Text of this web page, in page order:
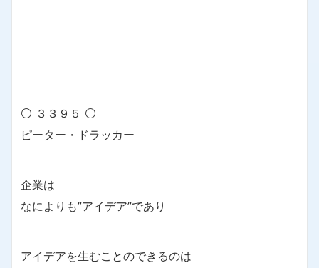
⚪ ３３９５ ⚪
ピーター・ドラッカー
企業は
なによりも”アイデア”であり
アイデアを生むことのできるのは